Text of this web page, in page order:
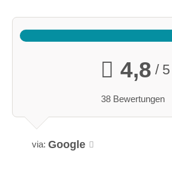
4,8 / 5
38 Bewertungen
via: Google